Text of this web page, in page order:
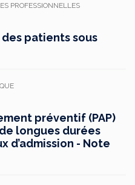
PROFESSIONNELLES
patients sous
préventif (PAP)
longues durées
d’admission - Note